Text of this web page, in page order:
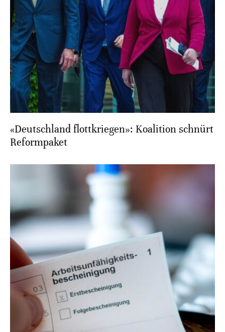
«Deutschland flottkriegen»: Koalition schnürt
Reformpaket